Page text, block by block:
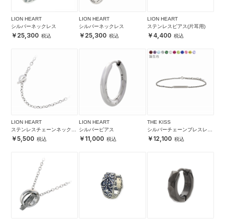
LION HEART
シルバーネックレス
25,300
LION HEART
シルバーネックレス
25,300
LION HEART
ステンレスピアス(片耳用)
4,400
LION HEART
ステンレスチェーンネックレ
ス 5,500
LION HEART
シルバーピアス
11,000
THE KISS
シルバーチェーンブレスレッ
ト 12,100